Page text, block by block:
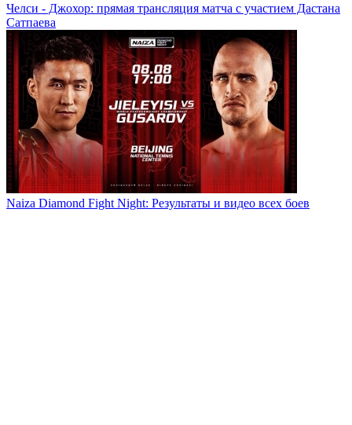
Челси - Джохор: прямая трансляция матча с участием Дастана
Сатпаева
Naiza Diamond Fight Night: Результаты и видео всех боев